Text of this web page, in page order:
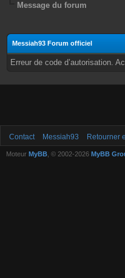
Message du forum
Messiah93 Forum officiel
Erreur de code d’autorisation.
Contact Messiah93 Retourner
Moteur MyBB , © 2002-2026 MyBB